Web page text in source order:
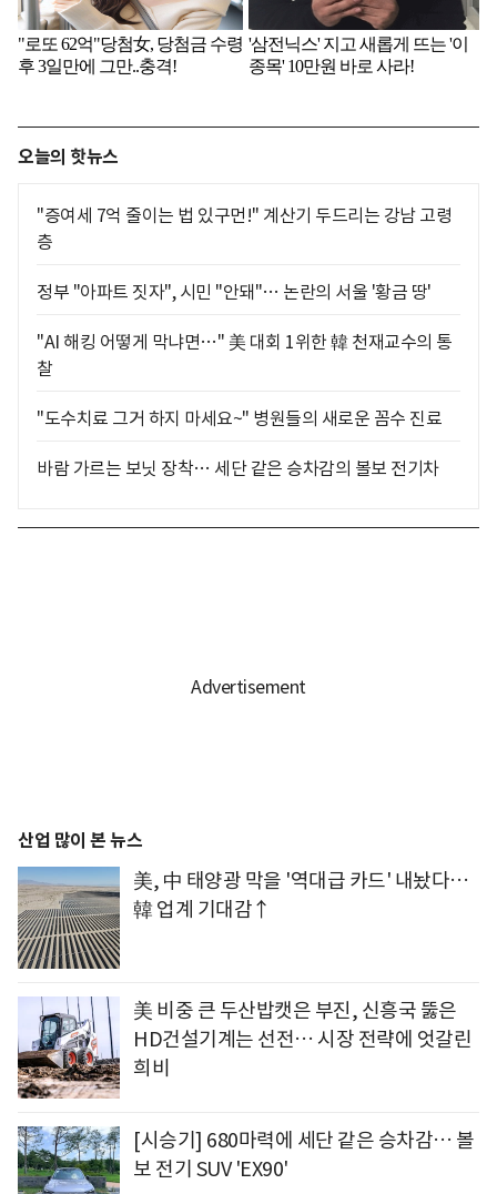
오늘의 핫뉴스
"증여세 7억 줄이는 법 있구먼!" 계산기 두드리는 강남 고령
층
정부 "아파트 짓자", 시민 "안돼"… 논란의 서울 '황금 땅'
"AI 해킹 어떻게 막냐면…" 美 대회 1위한 韓 천재교수의 통
찰
"도수치료 그거 하지 마세요~" 병원들의 새로운 꼼수 진료
바람 가르는 보닛 장착… 세단 같은 승차감의 볼보 전기차
산업 많이 본 뉴스
美, 中 태양광 막을 '역대급 카드' 내놨다…
韓 업계 기대감↑
美 비중 큰 두산밥캣은 부진, 신흥국 뚫은
HD건설기계는 선전… 시장 전략에 엇갈린
희비
[시승기] 680마력에 세단 같은 승차감… 볼
보 전기 SUV 'EX90'